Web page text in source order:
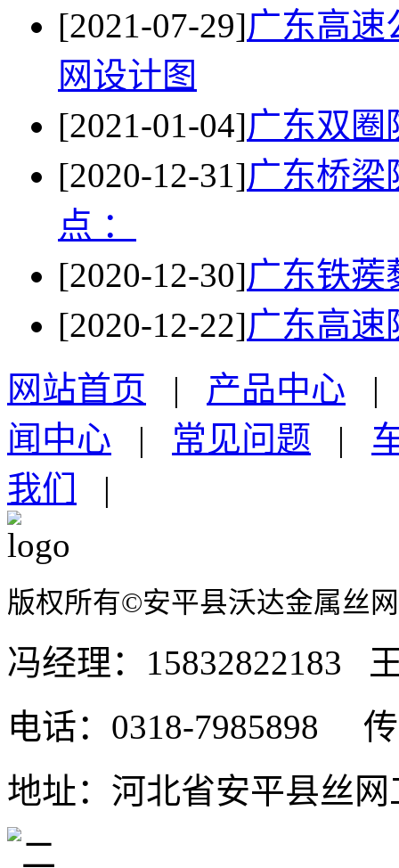
[2021-07-29]广东高速
网设计图
[2021-01-04]广东双圈
[2020-12-31]广东桥梁
点 ：
[2020-12-30]广东铁蒺
[2020-12-22]广东高速
网站首页 | 产品中心
闻中心 | 常见问题 |
我们
|
版权所有©安平县沃达金属丝
冯经理：15832822183
电话：0318-7985898 传
地址：河北省安平县丝